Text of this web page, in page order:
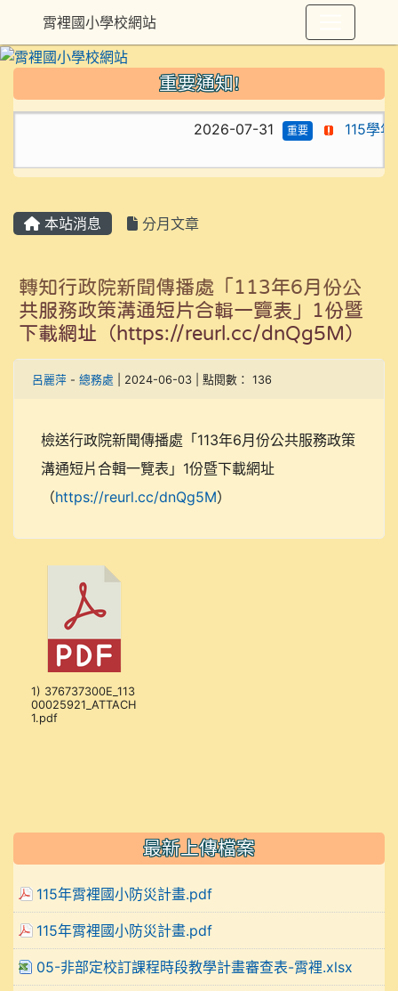
重要通知!
2026-07-31 重要 115學
本站消息 分月文章
轉知行政院新聞傳播處「113年6月份公
共服務政策溝通短片合輯一覽表」1份暨
下載網址（https://reurl.cc/dnQg5M）
呂麗萍 - 總務處 | 2024-06-03 | 點閱數： 136
檢送行政院新聞傳播處「113年6月份公共服務政策
溝通短片合輯一覽表」1份暨下載網址
（https://reurl.cc/dnQg5M）
1) 376737300E_113
00025921_ATTACH
1.pdf
最新上傳檔案
115年霄裡國小防災計畫.pdf
115年霄裡國小防災計畫.pdf
05-非部定校訂課程時段教學計畫審查表-霄裡.xlsx
霄裡國小學校網站